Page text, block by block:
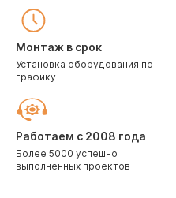
Монтаж в срок
Установка оборудования по
графику
Работаем с 2008 года
Более 5000 успешно
выполненных проектов